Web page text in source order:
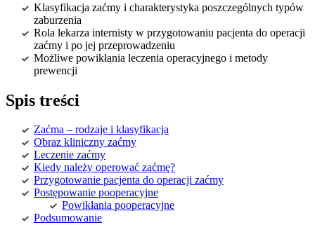
Klasyfikacja zaćmy i charakterystyka poszczególnych typów
zaburzenia
Rola lekarza internisty w przygotowaniu pacjenta do operacji
zaćmy i po jej przeprowadzeniu
Możliwe powikłania leczenia operacyjnego i metody
prewencji
Spis treści
Zaćma – rodzaje i klasyfikacja
Obraz kliniczny zaćmy
Leczenie zaćmy
Kiedy należy operować zaćmę?
Przygotowanie pacjenta do operacji zaćmy
Postępowanie pooperacyjne
Powikłania pooperacyjne
Podsumowanie